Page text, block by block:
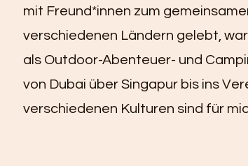
mit Freund*innen zum
verschiedenen Ländern gelebt,
als Outdoor-Abenteuer- und
von Dubai über Singapur bis ins
verschiedenen Kulturen sind für